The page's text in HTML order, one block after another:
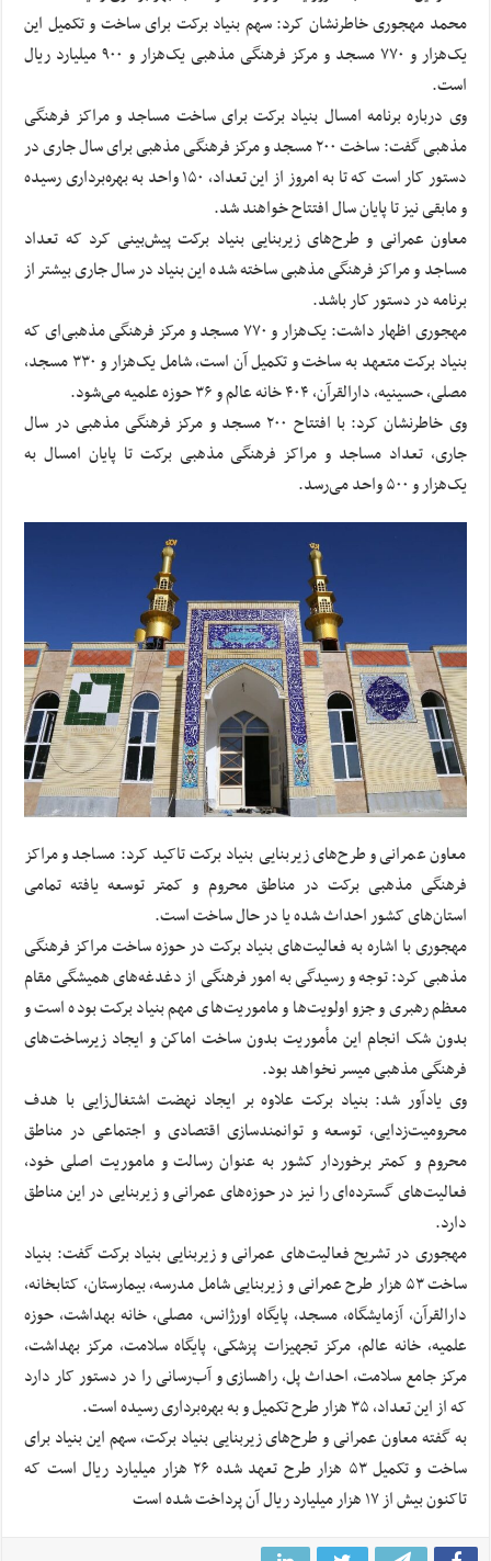
محمد مهجوری خاطرنشان کرد: سهم بنیاد برکت برای ساخت و تکمیل این
یک‌هزار و ۷۷۰ مسجد و مرکز فرهنگی مذهبی یک‌هزار و ۹۰۰ میلیارد ریال
است.
وی درباره برنامه امسال بنیاد برکت برای ساخت مساجد و مراکز فرهنگی
مذهبی گفت: ساخت ۲۰۰ مسجد و مرکز فرهنگی مذهبی برای سال جاری در
دستور کار است که تا به امروز از این تعداد، ۱۵۰ واحد به بهره‌برداری رسیده
و مابقی نیز تا پایان سال افتتاح خواهند شد.
معاون عمرانی و طرح‌های زیربنایی بنیاد برکت پیش‌بینی کرد که تعداد
مساجد و مراکز فرهنگی مذهبی ساخته شده این بنیاد در سال جاری بیشتر از
برنامه در دستور کار باشد.
مهجوری اظهار داشت: یک‌هزار و ۷۷۰ مسجد و مرکز فرهنگی مذهبی‌ای که
بنیاد برکت متعهد به ساخت و تکمیل آن است، شامل یک‌هزار و ۳۳۰ مسجد،
مصلی، حسینیه، دارالقرآن، ۴۰۴ خانه عالم و ۳۶ حوزه علمیه می‌شود.
وی خاطرنشان کرد: با افتتاح ۲۰۰ مسجد و مرکز فرهنگی مذهبی‌ در سال
جاری، تعداد مساجد و مراکز فرهنگی مذهبی برکت تا پایان امسال به
یک‌هزار و ۵۰۰ واحد می‌رسد.
معاون عمرانی و طرح‌های زیربنایی بنیاد برکت تاکید کرد: مساجد و مراکز
فرهنگی مذهبی برکت در مناطق محروم و کمتر توسعه یافته تمامی
استان‌های کشور احداث شده یا در حال ساخت است.
مهجوری با اشاره به فعالیت‌های بنیاد برکت در حوزه ساخت مراکز فرهنگی
مذهبی کرد: توجه و رسیدگی به امور فرهنگی از دغدغه‌های همیشگی مقام
معظم رهبری و جزو اولویت‌ها و ماموریت‌های مهم بنیاد برکت بوده است و
بدون شک انجام این مأموریت بدون ساخت اماکن و ایجاد زیرساخت‌های
فرهنگی مذهبی میسر نخواهد بود.
وی یادآور شد: بنیاد برکت علاوه بر ایجاد نهضت اشتغال‌زایی با هدف
محرومیت‌زدایی، توسعه و توانمندسازی اقتصادی و اجتماعی در مناطق
محروم و کمتر برخوردار کشور به عنوان رسالت و ماموریت اصلی خود،
فعالیت‌های گسترده‌ای را نیز در حوزه‌های عمرانی و زیربنایی در این مناطق
دارد.
مهجوری در تشریح فعالیت‌های عمرانی و زیربنایی بنیاد برکت گفت: بنیاد
ساخت ۵۳ هزار طرح عمرانی و زیربنایی شامل مدرسه، بیمارستان، کتابخانه،
دارالقرآن، آزمایشگاه، مسجد، پایگاه اورژانس، مصلی، خانه بهداشت، حوزه
علمیه، خانه عالم، مرکز تجهیزات پزشکی، پایگاه سلامت، مرکز بهداشت،
مرکز جامع سلامت، احداث پل، راهسازی و آب‌رسانی را در دستور کار دارد
که از این تعداد، ۳۵ هزار طرح تکمیل و به بهره‌برداری رسیده است.
به گفته معاون عمرانی و طرح‌های زیربنایی بنیاد برکت، سهم این بنیاد برای
ساخت و تکمیل ۵۳ هزار طرح تعهد شده ۲۶ هزار میلیارد ریال است که
تاکنون بیش از ۱۷ هزار میلیارد ریال آن پرداخت شده است